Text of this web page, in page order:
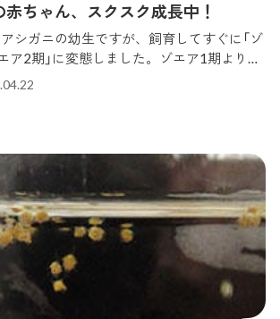
ちゃん、スクスク成長中！
シガニの幼生ですが、飼育してすぐに「ゾ
ア2期」に変態しました。ゾエア1期より背
うに見えます。 ゾエア1期ゾエア2期その
換えを続けたところ、ようやく「メガロパ
した！だいぶカニっぽい形になってきまし
た。このまま稚ガニまで無事に成長してく